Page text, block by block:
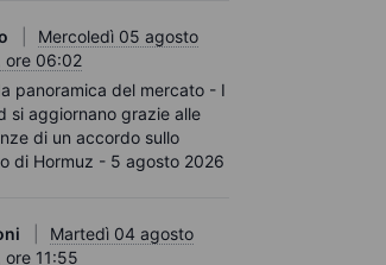
Mercoledì 05 agosto
ore 06:02
panoramica del mercato - I
si aggiornano grazie alle
di un accordo sullo
di Hormuz - 5 agosto 2026
Martedì 04 agosto
ore 11:55